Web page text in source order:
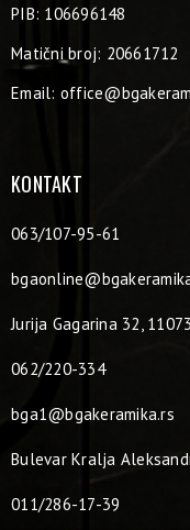
PIB: 106696148
Matični broj: 20661712
Email:
KONTAKT
063/107-95-61
Jurija Gagarina 32,
062/220-334
bga1@bgakeramika.rs
Bulevar Kralja
011/286-17-39